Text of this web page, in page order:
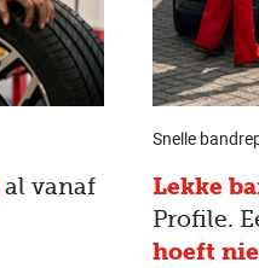
al vanaf
Snelle
Lekke
Profile.
hoeft